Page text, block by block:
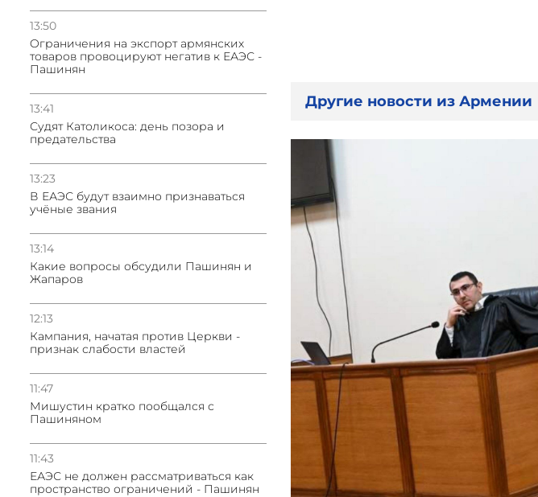
13:50
Oграничения на экспорт армянских
товаров провоцируют негатив к ЕАЭС -
Пашинян
13:41
Судят Католикоса: день позора и
предательства
13:23
В ЕАЭС будут взаимно признаваться
учёные звания
13:14
Какие вопросы обсудили Пашинян и
Жапаров
12:13
Кампания, начатая против Церкви -
признак слабости властей
11:47
Мишустин кратко пообщался с
Пашиняном
11:43
ЕАЭС не должен рассматриваться как
пространство ограничений - Пашинян
Другие новости из Армении